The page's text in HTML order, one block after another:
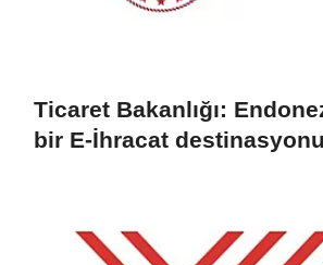
Ticaret Bakanlığı:
bir E-İhracat destinasyonu